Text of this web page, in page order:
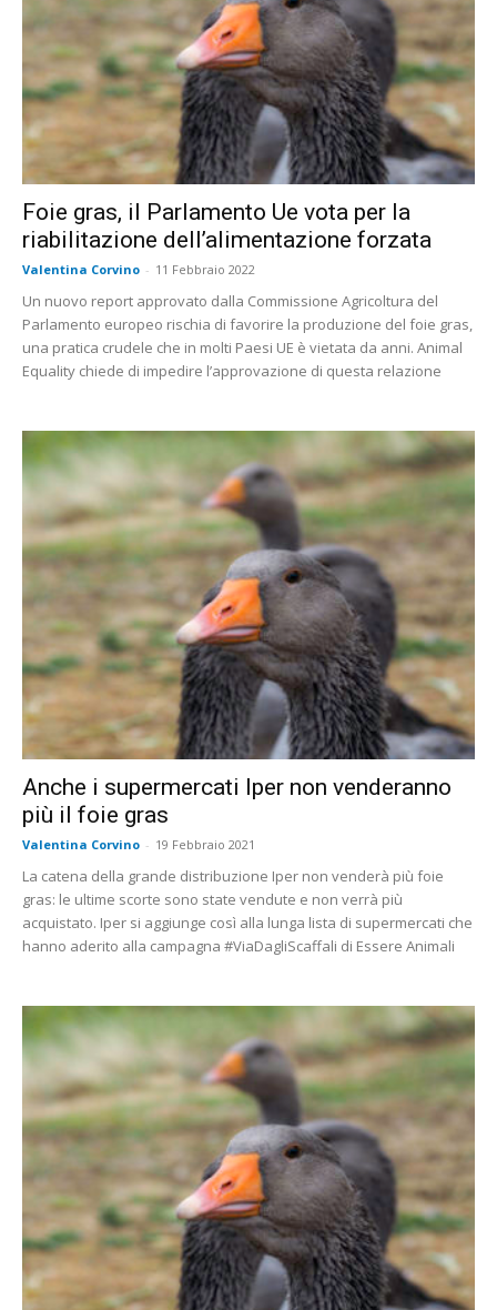
Foie gras, il Parlamento Ue vota per la
riabilitazione dell’alimentazione forzata
Valentina Corvino - 11 Febbraio 2022
Un nuovo report approvato dalla Commissione Agricoltura del
Parlamento europeo rischia di favorire la produzione del foie gras,
una pratica crudele che in molti Paesi UE è vietata da anni. Animal
Equality chiede di impedire l’approvazione di questa relazione
Anche i supermercati Iper non venderanno
più il foie gras
Valentina Corvino - 19 Febbraio 2021
La catena della grande distribuzione Iper non venderà più foie
gras: le ultime scorte sono state vendute e non verrà più
acquistato. Iper si aggiunge così alla lunga lista di supermercati che
hanno aderito alla campagna #ViaDagliScaffali di Essere Animali